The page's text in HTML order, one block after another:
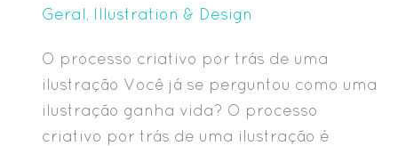
Geral, Illustration & Design
O processo criativo por trás de uma
ilustração Você já se perguntou como uma
ilustração ganha vida? O processo
criativo por trás de uma ilustração é